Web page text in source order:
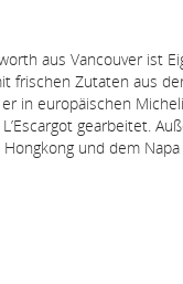
aus Vancouver ist
frischen Zutaten aus
in europäischen
gearbeitet.
und dem Napa